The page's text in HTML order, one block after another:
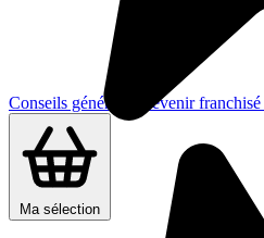
Conseils généraux Devenir franchisé
Ma sélection